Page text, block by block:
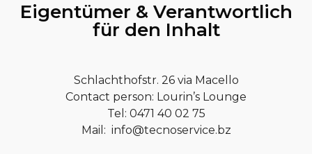
Eigentümer & Verantwortlich
für den Inhalt
Schlachthofstr. 26 via Macello
Contact person: Lourin’s Lounge
Tel: 0471 40 02 75
Mail: info@tecnoservice.bz